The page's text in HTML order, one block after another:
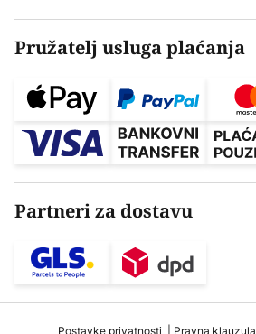
Pružatelj usluga plaćanja
Partneri za dostavu
Postavke privatnosti Pravna klauzula